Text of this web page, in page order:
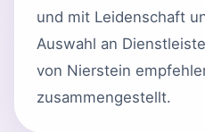
und mit Leidenschaft
Auswahl an
von Nierstein
zusammengestellt.